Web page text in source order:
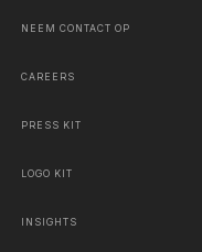
NEEM CONTACT OP
CAREERS
PRESS KIT
LOGO KIT
INSIGHTS